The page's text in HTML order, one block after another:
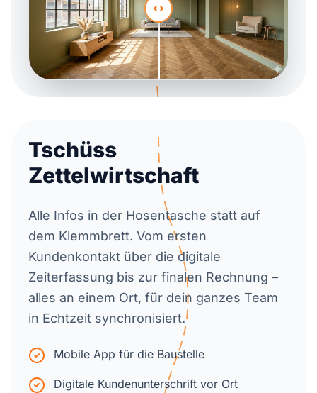
Tschüss
Zettelwirtschaft
Alle Infos in der Hosentasche statt auf
dem Klemmbrett. Vom ersten
Kundenkontakt über die digitale
Zeiterfassung bis zur finalen Rechnung –
alles an einem Ort, für dein ganzes Team
in Echtzeit synchronisiert.
Mobile App für die Baustelle
Digitale Kundenunterschrift vor Ort